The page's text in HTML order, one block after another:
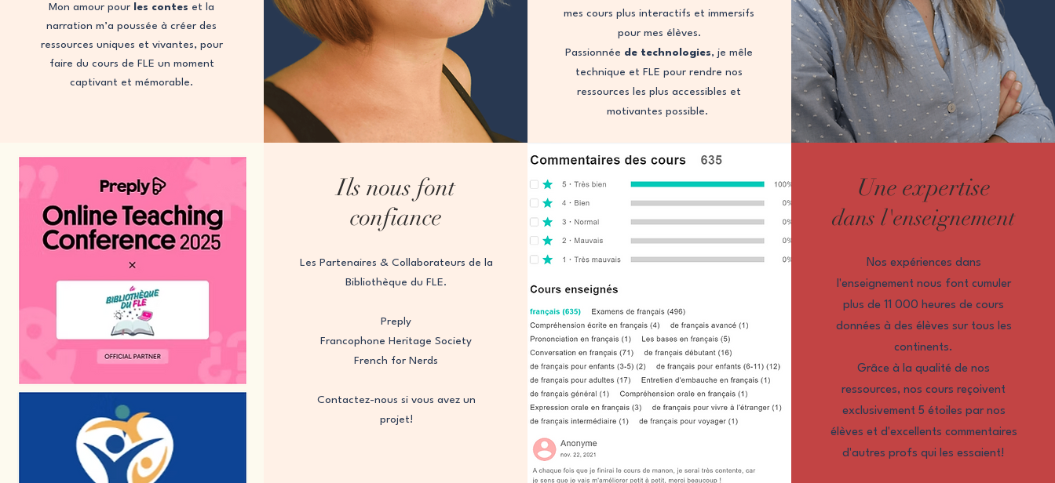
Mon amour pour
les contes et la
narration m’a poussée à créer des
ressources uniques et vivantes, pour
faire du cours de FLE un moment
captivant et mémorable.
mes cours plus interactifs et immersifs
pour mes élèves.
Passionnée de technologies, je mêle
technique et FLE pour rendre nos
ressources les plus accessibles et
motivantes possible.
Ils nous font
confiance
Les Partenaires & Collaborateurs de la
Bibliothèque du FLE.
Preply
Francophone Heritage Society
French for Nerds
Contactez-nous si vous avez un
projet!
Une expertise
dans l'enseignement
Nos expériences dans
l'enseignement nous font cumuler
plus de 11 000 heures de cours
données à des élèves sur tous les
continents.
Grâce à la qualité de nos
ressources, nos cours reçoivent
exclusivement 5 étoiles par nos
élèves et d'excellents commentaires
d'autres profs qui les essaient!